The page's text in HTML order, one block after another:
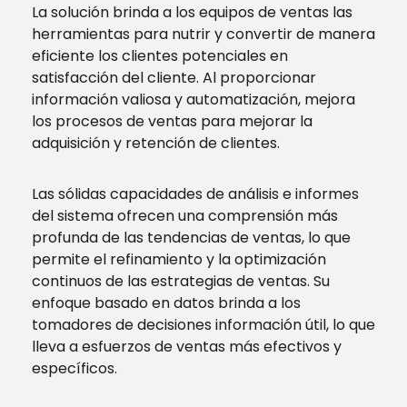
La solución brinda a los equipos de ventas las
herramientas para nutrir y convertir de manera
eficiente los clientes potenciales en
satisfacción del cliente. Al proporcionar
información valiosa y automatización, mejora
los procesos de ventas para mejorar la
adquisición y retención de clientes.
Las sólidas capacidades de análisis e informes
del sistema ofrecen una comprensión más
profunda de las tendencias de ventas, lo que
permite el refinamiento y la optimización
continuos de las estrategias de ventas. Su
enfoque basado en datos brinda a los
tomadores de decisiones información útil, lo que
lleva a esfuerzos de ventas más efectivos y
específicos.